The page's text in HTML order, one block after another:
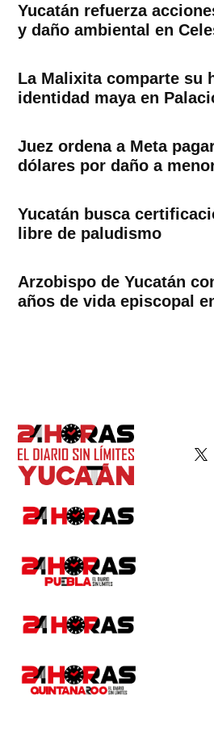
Yucatán refuerza
y daño ambiental en
La Malixita comparte su
identidad maya en
Juez ordena a Meta
dólares por daño a
Yucatán busca
libre de paludismo
Arzobispo de Yucatán
años de vida episcopal
X